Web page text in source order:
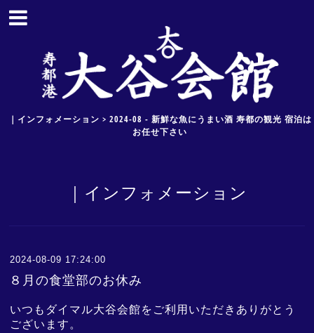
｜インフォメーション > 2024-08 - 新鮮な魚にうまい酒 寿都の観光 宿泊は
お任せ下さい
｜インフォメーション
2024-08-09 17:24:00
８月の食堂部のお休み
いつもダイマル大谷会館をご利用いただきありがとう
ございます。